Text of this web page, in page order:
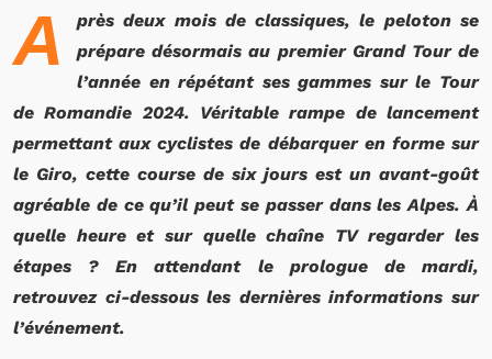
A
près deux mois de classiques, le peloton se
prépare désormais au premier Grand Tour de
l’année en répétant ses gammes sur le Tour
de Romandie 2024. Véritable rampe de lancement
permettant aux cyclistes de débarquer en forme sur
le Giro, cette course de six jours est un avant-goût
agréable de ce qu’il peut se passer dans les Alpes. À
quelle heure et sur quelle chaîne TV regarder les
étapes ? En attendant le prologue de mardi,
retrouvez ci-dessous les dernières informations sur
l’événement.